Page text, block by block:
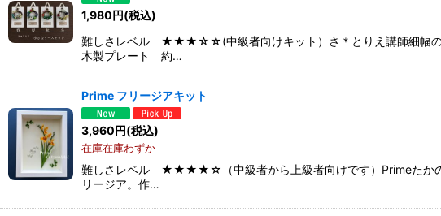
1,980円(税込)
難しさレベル ★★★☆☆(中級者向けキット）さ＊とりえ講師細幅の
木製プレート 約…
Prime フリージアキット
3,960円(税込)
在庫在庫わずか
難しさレベル ★★★★☆（中級者から上級者向けです）Primeたかの
リージア。作…